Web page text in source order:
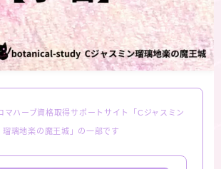
マハーブ資格取得サポートサイト「Cジャスミン
瑠璃地楽の魔王城」の一部です